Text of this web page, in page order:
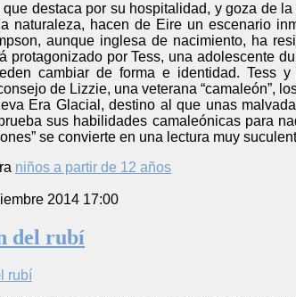
que destaca por su hospitalidad, y goza de
naturaleza, hacen de Eire un escenario
aunque inglesa de nacimiento, ha
protagonizado por Tess, una adolescente
cambiar de forma e identidad. Tess
de Lizzie, una veterana “camaleón”,
Era Glacial, destino al que unas
sus habilidades camaleónicas para
se convierte en una lectura muy
niños a partir de 12 años
2014 17:00
del rubí